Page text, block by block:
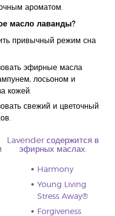
ароматом.
масло лаванды?
привычный режим сна
эфирные масла
лосьоном и
кожей.
свежий и цветочный
Lavender содержится в
эфирных маслах:
Harmony
Young Living
Stress Away®
Forgiveness